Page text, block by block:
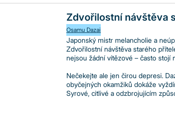
Zdvořilostní návštěva
Osamu Dazai
Japonský mistr melancholie a
Zdvořilostní návštěva starého
nejsou žádní vítězové – často stojí
Nečekejte ale jen čirou depresi.
obyčejných okamžiků dokáže
Syrové, citlivé a odzbrojujícím